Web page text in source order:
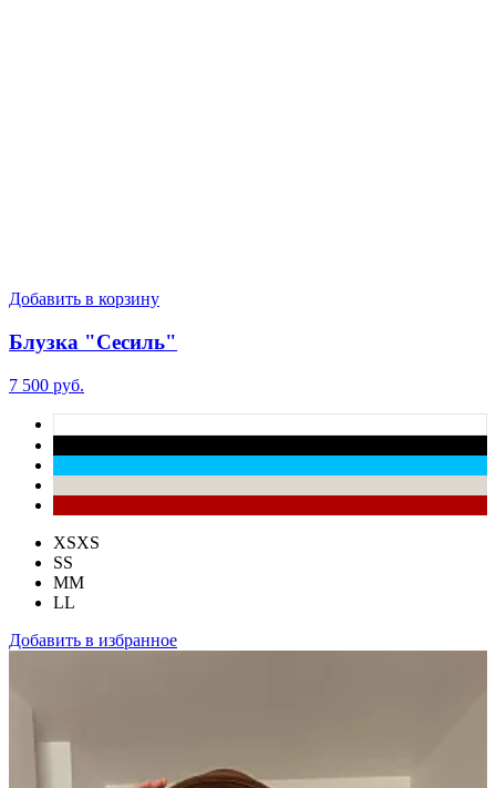
Добавить в корзину
Блузка "Сесиль"
7 500 руб.
XSXS
SS
MM
LL
Добавить в избранное